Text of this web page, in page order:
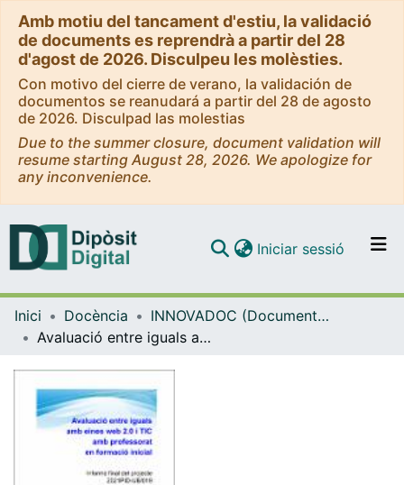
Amb motiu del tancament d'estiu, la validació
de documents es reprendrà a partir del 28
d'agost de 2026. Disculpeu les molèsties.
Con motivo del cierre de verano, la validación de
documentos se reanudará a partir del 28 de agosto
de 2026. Disculpad las molestias
Due to the summer closure, document validation will
resume starting August 28, 2026. We apologize for
any inconvenience.
Navega per tot el DD
Iniciar sessió (current)
Inici Docència
INNOVADOC (Documents d'Innovació Docent)
Avaluació entre iguals amb eines web 2.0 i TIC amb professorat en formació inicial